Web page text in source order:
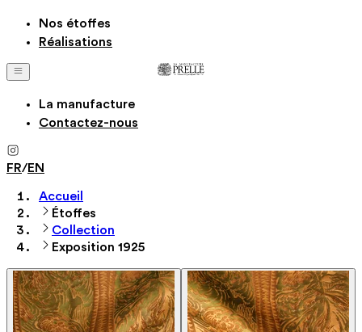
Nos étoffes
Réalisations
La manufacture
Contactez-nous
FR/EN
Accueil
Étoffes
Collection
Exposition 1925